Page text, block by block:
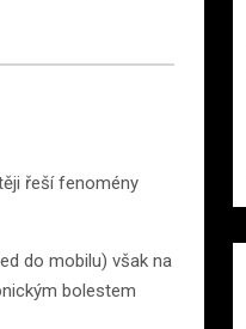
řeší fenomény
do mobilu) však na
bolestem